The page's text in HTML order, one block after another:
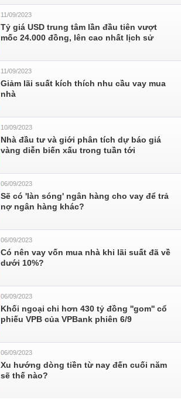
11/09/2023
Tỷ giá USD trung tâm lần đầu tiên vượt
mốc 24.000 đồng, lên cao nhất lịch sử
11/09/2023
Giảm lãi suất kích thích nhu cầu vay mua
nhà
10/09/2023
Nhà đầu tư và giới phân tích dự báo giá
vàng diễn biến xấu trong tuần tới
06/09/2023
Sẽ có 'làn sóng' ngân hàng cho vay để trả
nợ ngân hàng khác?
06/09/2023
Có nên vay vốn mua nhà khi lãi suất đã về
dưới 10%?
06/09/2023
Khối ngoại chi hơn 430 tỷ đồng ''gom'' cổ
phiếu VPB của VPBank phiên 6/9
06/09/2023
Xu hướng dòng tiền từ nay đến cuối năm
sẽ thế nào?